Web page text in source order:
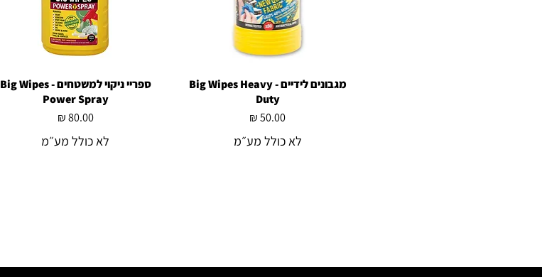
תצוגה מהירה
מגבונים לידיים - Big Wipes Heavy
Duty
מחיר
לא כולל מע״מ
תצוגה מהירהספריי ניקוי למשטחים - Big Wipes
Power Spray
מחיר
‏80.00 ‏₪
לא כולל מע״מ